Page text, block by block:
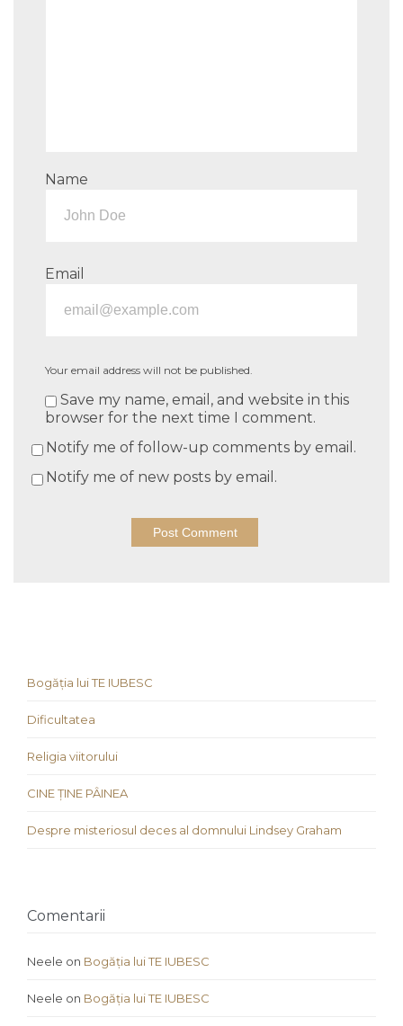
Name
Email
Your email address will not be published.
Save my name, email, and website in this
browser for the next time I comment.
Notify me of follow-up comments by email.
Notify me of new posts by email.
Bogăția lui TE IUBESC
Dificultatea
Religia viitorului
CINE ȚINE PÂINEA
Despre misteriosul deces al domnului Lindsey Graham
Comentarii
Neele on Bogăția lui TE IUBESC
Neele on Bogăția lui TE IUBESC